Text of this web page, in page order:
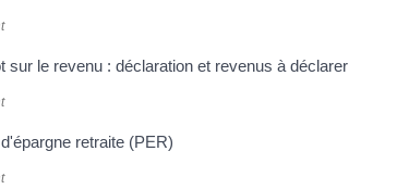
sur le revenu : déclaration et revenus à déclarer
retraite (PER)